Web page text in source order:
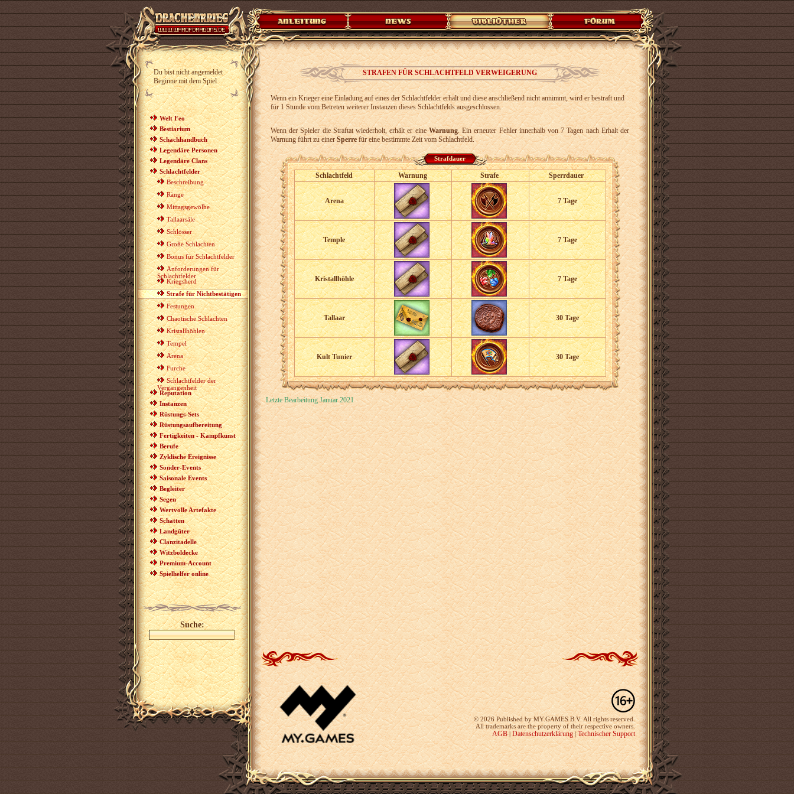
Du bist nicht angemeldet
Beginne mit dem Spiel
Welt Feo
Bestiarium
Schachhandbuch
Legendäre Personen
Legendäre Clans
Schlachtfelder
Beschreibung
Ränge
Mittagsgewölbe
Tallaarsäle
Schlösser
Große Schlachten
Bonus für Schlachtfelder
Anforderungen für
Schlachtfelder
Kriegsherd
Strafe für Nichtbestätigen
Festungen
Chaotische Schlachten
Kristallhöhlen
Tempel
Arena
Furche
Schlachtfelder der
Vergangenheit
Reputation
Instanzen
Rüstungs-Sets
Rüstungsaufbereitung
Fertigkeiten - Kampfkunst
Berufe
Zyklische Ereignisse
Sonder-Events
Saisonale Events
Begleiter
Segen
Wertvolle Artefakte
Schatten
Landgüter
Clanzitadelle
Witzboldecke
Premium-Account
Spielhelfer online
Suche:
STRAFEN FÜR SCHLACHTFELD VERWEIGERUNG
Wenn ein Krieger eine Einladung auf eines der Schlachtfelder erhält und diese anschließend nicht annimmt, wird er bestraft und
für 1 Stunde vom Betreten weiterer Instanzen dieses Schlachtfelds ausgeschlossen.
Wenn der Spieler die Straftat wiederholt, erhält er eineWarnung. Ein erneuter Fehler innerhalb von 7 Tagen nach Erhalt der
Warnung führt zu einerSperrefür eine bestimmte Zeit vom Schlachtfeld.
Strafdauer
Schlachtfeld Warnung Strafe Sperrdauer
Arena 7 Tage
Temple 7 Tage
Kristallhöhle 7 Tage
Tallaar 30 Tage
Kult Tunier 30 Tage
Letzte Bearbeitung Januar 2021
©2026 Published by MY.GAMES B.V. All rights reserved.
All trademarks are the property of their respective owners.
AGB|Datenschutzerklärung|Technischer Support